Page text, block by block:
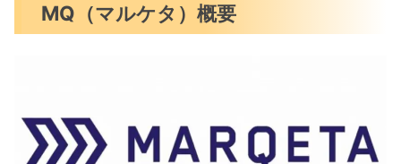
MQ（マルケタ）概要